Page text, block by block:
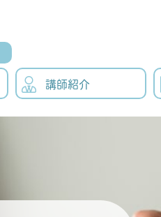
講師紹介